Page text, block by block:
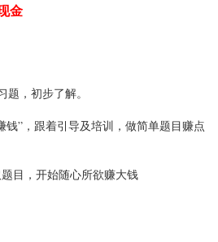
金
，初步了解。
钱”，跟着引导及培训，做简单题目赚点
目，开始随心所欲赚大钱